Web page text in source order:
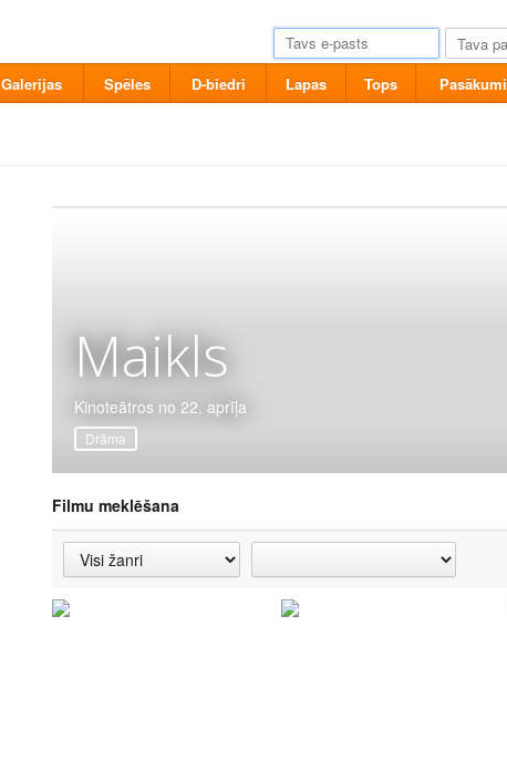
Galerijas Spēles D-biedri Lapas Tops Pasākumi
Maikls
Kinoteātros no 22. aprīļa
Drāma
Filmu meklēšana